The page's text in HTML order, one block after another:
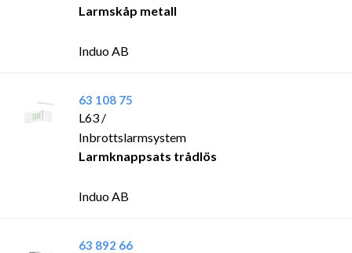
Larmskåp metall
Induo AB
63 108 75
L63 /
Inbrottslarmsystem
Larmknappsats trådlös
Induo AB
63 892 66